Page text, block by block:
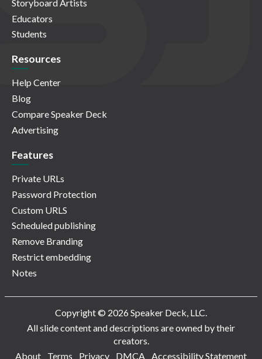
Storyboard Artists
Educators
Students
Resources
Help Center
Blog
Compare Speaker Deck
Advertising
Features
Private URLs
Password Protection
Custom URLS
Scheduled publishing
Remove Branding
Restrict embedding
Notes
Copyright © 2026 Speaker Deck, LLC.
All slide content and descriptions are owned by their
creators.
About
Terms Privacy DMCA Accessibility Statement